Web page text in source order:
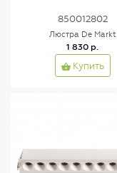
850012802
Люстра De Markt
1 830 р.
Купить